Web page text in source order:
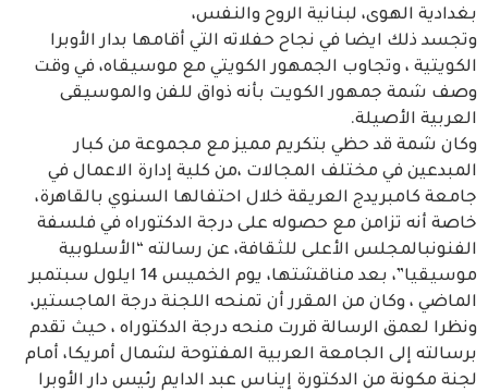
بغدادية الهوى، لبنانية الروح والنفس،
وتجسد ذلك ايضا في نجاح حفلاته التي أقامها بدار الأوبرا
الكويتية ، وتجاوب الجمهور الكويتي مع موسيقاه، في وقت
وصف شمة جمهور الكويت بأنه ذواق للفن والموسيقى
العربية الأصيلة.
وكان شمة قد حظي بتكريم مميز مع مجموعة من كبار
المبدعين في مختلف المجالات ،من كلية إدارة الاعمال في
جامعة كامبريدج العريقة خلال احتفالها السنوي بالقاهرة،
خاصة أنه تزامن مع حصوله على درجة الدكتوراه في فلسفة
الفنونبالمجلس الأعلى للثقافة، عن رسالته “الأسلوبية
موسيقيا”، بعد مناقشتها، يوم الخميس 14 ايلول سبتمبر
الماضي ، وكان من المقرر أن تمنحه اللجنة درجة الماجستير،
ونظرا لعمق الرسالة قررت منحه درجة الدكتوراه ، حيث تقدم
برسالته إلى الجامعة العربية المفتوحة لشمال أمريكا، أمام
لجنة مكونة من الدكتورة إيناس عبد الدايم رئيس دار الأوبرا